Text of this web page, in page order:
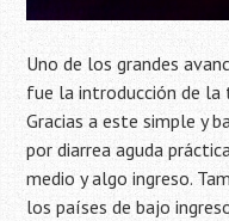
Uno de los grandes
fue la introducción de la
Gracias a este simple y
por diarrea aguda
medio y algo ingreso.
los países de bajo